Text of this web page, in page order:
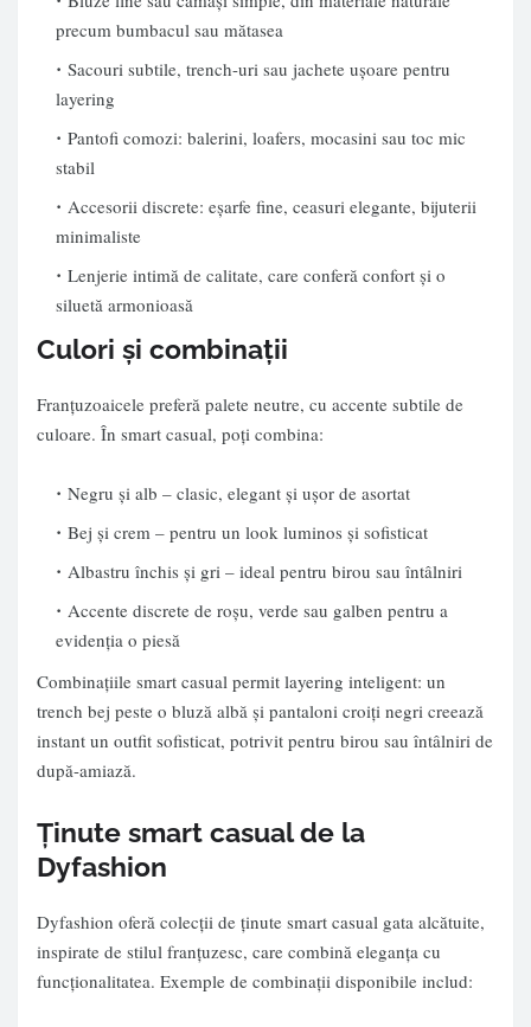
precum bumbacul sau mătasea
Sacouri subtile, trench-uri sau jachete ușoare pentru
layering
Pantofi comozi: balerini, loafers, mocasini sau toc mic
stabil
Accesorii discrete: eșarfe fine, ceasuri elegante, bijuterii
minimaliste
Lenjerie intimă de calitate, care conferă confort și o
siluetă armonioasă
Culori și combinații
Franțuzoaicele preferă palete neutre, cu accente subtile de
culoare. În smart casual, poți combina:
Negru și alb – clasic, elegant și ușor de asortat
Bej și crem – pentru un look luminos și sofisticat
Albastru închis și gri – ideal pentru birou sau întâlniri
Accente discrete de roșu, verde sau galben pentru a
evidenția o piesă
Combinațiile smart casual permit layering inteligent: un
trench bej peste o bluză albă și pantaloni croiți negri creează
instant un outfit sofisticat, potrivit pentru birou sau întâlniri de
după-amiază.
Ținute smart casual de la
Dyfashion
Dyfashion oferă colecții de ținute smart casual gata alcătuite,
inspirate de stilul franțuzesc, care combină eleganța cu
funcționalitatea. Exemple de combinații disponibile includ: